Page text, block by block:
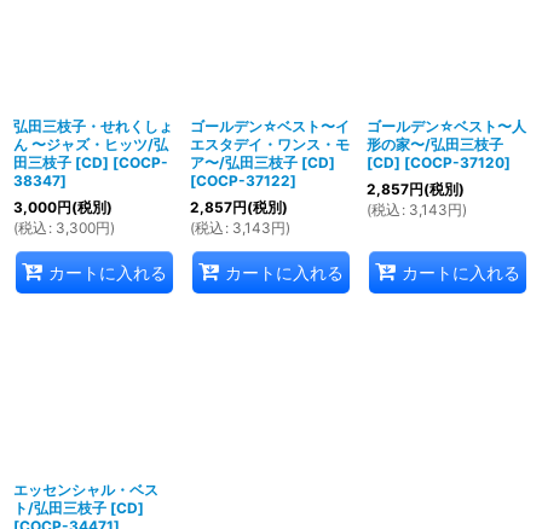
弘田三枝子・せれくしょ
ん 〜ジャズ・ヒッツ/弘
田三枝子 [CD] [COCP-
38347]
3,000円(税別)
(税込 : 3,300円)
カートに入れる
ゴールデン☆ベスト〜イ
エスタデイ・ワンス・モ
ア〜/弘田三枝子 [CD]
[COCP-37122]
2,857円(税別)
(税込 : 3,143円)
カートに入れる
ゴールデン☆ベスト〜人
形の家〜/弘田三枝子
[CD] [COCP-37120]
2,857円(税別)
(税込 : 3,143円)
カートに入れる
エッセンシャル・ベス
ト/弘田三枝子 [CD]